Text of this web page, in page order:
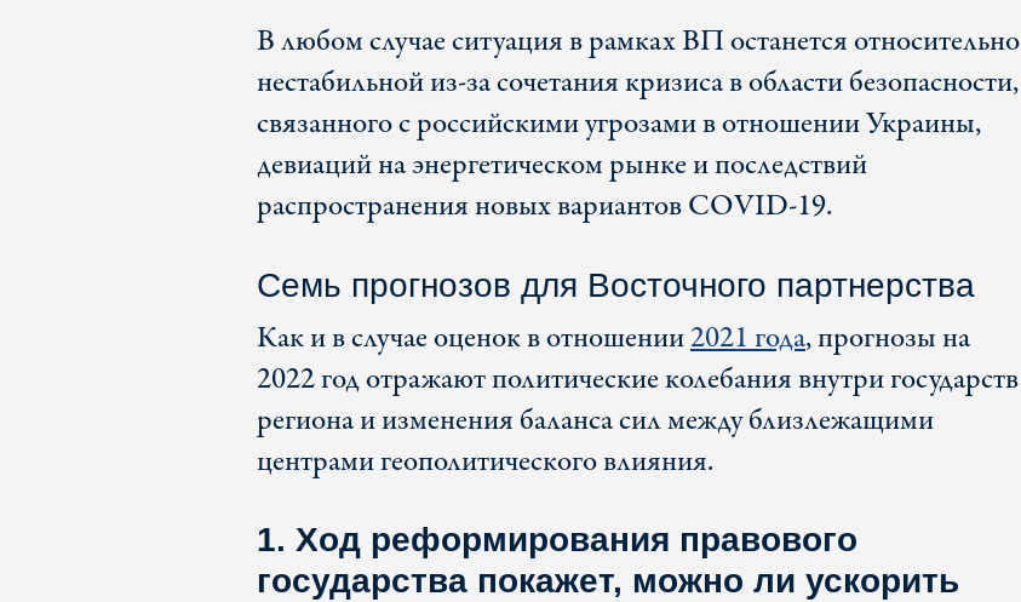
В любом случае ситуация в рамках ВП останется относительно
нестабильной из-за сочетания кризиса в области безопасности,
связанного с российскими угрозами в отношении Украины,
девиаций на энергетическом рынке и последствий
распространения новых вариантов COVID-19.
Cемь прогнозов для Восточного партнерства
Как и в случае оценок в отношении2021 года, прогнозы на
2022 год отражают политические колебания внутри государств
региона и изменения баланса сил между близлежащими
центрами геополитического влияния.
1. Ход реформирования правового
государства покажет, можно ли ускорить